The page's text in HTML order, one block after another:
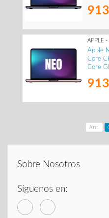
APPLE
Apple
Core
Core
Ant.
Sobre Nosotros
Síguenos en: